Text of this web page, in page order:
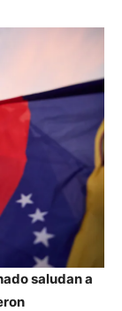
saludan a